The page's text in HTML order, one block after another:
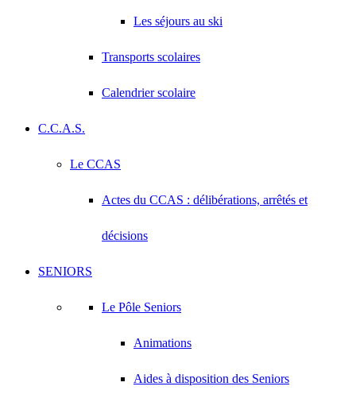
Les séjours au ski
Transports scolaires
Calendrier scolaire
C.C.A.S.
Le CCAS
Actes du CCAS : délibérations, arrêtés et
décisions
SENIORS
Le Pôle Seniors
Animations
Aides à disposition des Seniors